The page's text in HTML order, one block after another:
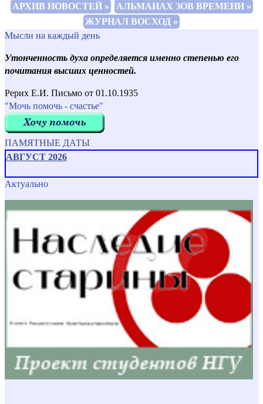
АРХИВ НОВОСТЕЙ »
АЛЬМАНАХ ЗОВ ВРЕМЕНИ »
ЖУРНАЛ ВОСХОД »
Мысли на каждый день
Утонченность духа определяется именно степенью его
почитания высших ценностей.
Рерих Е.И. Письмо от 01.10.1935
"Мочь помочь - счастье"
ПАМЯТНЫЕ ДАТЫ
АВГУСТ 2026
Актуально